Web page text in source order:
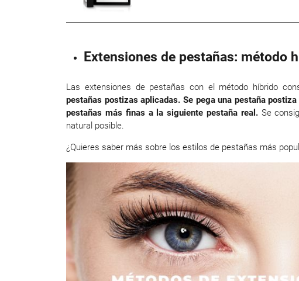
Extensiones de pestañas: método
Las extensiones de pestañas con el método híbrido
pestañas postizas aplicadas. Se pega una pestaña
pestañas más finas a la siguiente pestaña real.Se
natural posible.
¿Quieres saber más sobre los estilos de pestañas más